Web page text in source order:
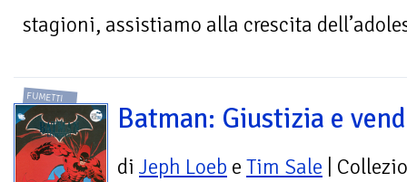
stagioni, assistiamo alla crescita
FUMETTI
Batman: Giustizia e
di Jeph Loeb e Tim Sale |